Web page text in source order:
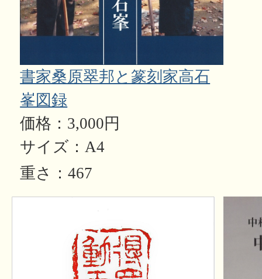
書家桑原翠邦と篆刻家高石
峯図録
価格：3,000円
サイズ：A4
重さ：467